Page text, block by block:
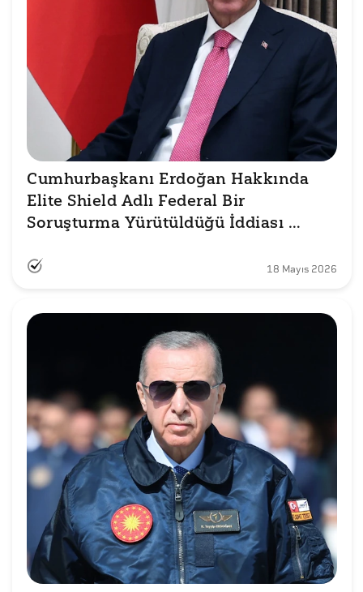
Cumhurbaşkanı Erdoğan Hakkında
Elite Shield Adlı Federal Bir
Soruşturma Yürütüldüğü İddiası
18 Mayıs 2026